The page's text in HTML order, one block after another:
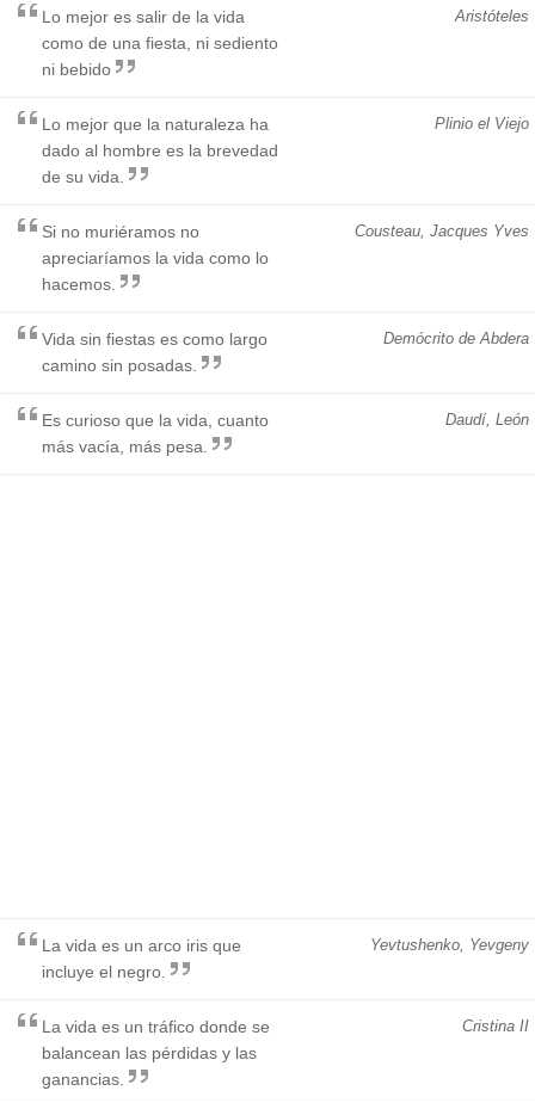
Aristóteles
Lo mejor es salir de la vida
como de una fiesta, ni sediento
ni bebido
Plinio el Viejo
Lo mejor que la naturaleza ha
dado al hombre es la brevedad
de su vida.
Cousteau, Jacques Yves
Si no muriéramos no
apreciaríamos la vida como lo
hacemos.
Demócrito de Abdera
Vida sin fiestas es como largo
camino sin posadas.
Daudí, León
Es curioso que la vida, cuanto
más vacía, más pesa.
Yevtushenko, Yevgeny
La vida es un arco iris que
incluye el negro.
Cristina II
La vida es un tráfico donde se
balancean las pérdidas y las
ganancias.